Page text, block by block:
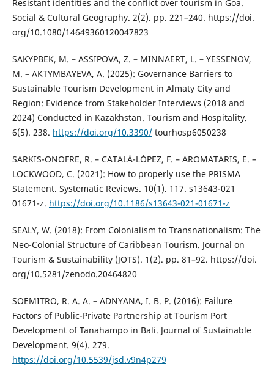
Resistant identities and the conflict over tourism in Goa.
Social & Cultural Geography. 2(2). pp. 221–240. https://doi.
org/10.1080/14649360120047823
SAKYPBEK, M. – ASSIPOVA, Z. – MINNAERT, L. – YESSENOV,
M. – AKTYMBAYEVA, A. (2025): Governance Barriers to
Sustainable Tourism Development in Almaty City and
Region: Evidence from Stakeholder Interviews (2018 and
2024) Conducted in Kazakhstan. Tourism and Hospitality.
6(5). 238. https://doi.org/10.3390/tourhosp6050238
SARKIS-ONOFRE, R. – CATALÁ-LÓPEZ, F. – AROMATARIS, E. –
LOCKWOOD, C. (2021): How to properly use the PRISMA
Statement. Systematic Reviews. 10(1). 117. s13643-021
01671-z. https://doi.org/10.1186/s13643-021-01671-z
SEALY, W. (2018): From Colonialism to Transnationalism: The
Neo-Colonial Structure of Caribbean Tourism. Journal on
Tourism & Sustainability (JOTS). 1(2). pp. 81–92. https://doi.
org/10.5281/zenodo.20464820
SOEMITRO, R. A. A. – ADNYANA, I. B. P. (2016): Failure
Factors of Public-Private Partnership at Tourism Port
Development of Tanahampo in Bali. Journal of Sustainable
Development. 9(4). 279.
https://doi.org/10.5539/jsd.v9n4p279